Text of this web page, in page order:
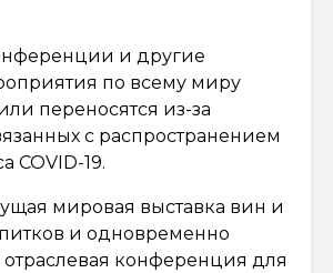
и другие
по всему миру
переносятся из-за
с распространением
COVID-19.
мировая выставка вин и
и одновременно
конференция для